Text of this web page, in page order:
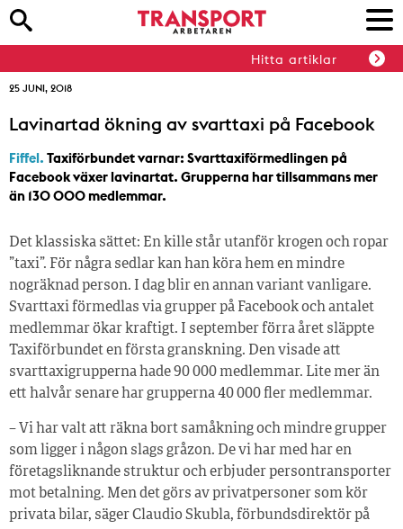
Hitta artiklar
25 JUNI, 2018
Lavinartad ökning av svarttaxi på Facebook
Fiffel. Taxiförbundet varnar: Svarttaxiförmedlingen på
Facebook växer lavinartat. Grupperna har tillsammans mer
än 130 000 medlemmar.
Det klassiska sättet: En kille står utanför krogen och ropar
”taxi”. För några sedlar kan han köra hem en mindre
nogräknad person. I dag blir en annan variant vanligare.
Svarttaxi förmedlas via grupper på Facebook och antalet
medlemmar ökar kraftigt. I september förra året släppte
Taxiförbundet en första granskning. Den visade att
svarttaxigrupperna hade 90 000 medlemmar. Lite mer än
ett halvår senare har grupperna 40 000 fler medlemmar.
– Vi har valt att räkna bort samåkning och mindre grupper
som ligger i någon slags gråzon. De vi har med har en
företagsliknande struktur och erbjuder persontransporter
mot betalning. Men det görs av privatpersoner som kör
privata bilar, säger Claudio Skubla, förbundsdirektör på